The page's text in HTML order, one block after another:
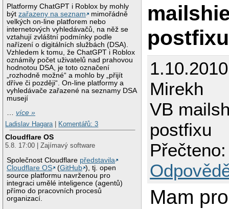
Platformy ChatGPT i Roblox by mohly
býtzařazeny na seznam
mimořádně
velkých on-line platforem nebo
internetových vyhledávačů, na něž se
vztahují zvláštní podmínky podle
nařízení o digitálních službách (DSA).
Vzhledem k tomu, že ChatGPT i Roblox
oznámily počet uživatelů nad prahovou
hodnotou DSA, je toto označení
„rozhodně možné“ a mohlo by „přijít
dříve či později“. On-line platformy a
vyhledávače zařazené na seznamy DSA
musejí
…více »
Ladislav Hagara
Komentářů: 3
Cloudflare OS
5.8. 17:00 | Zajímavý software
Společnost Cloudflare představila
Cloudflare OS
(GitHub ), tj. open
source platformu navrženou pro
integraci umělé inteligence (agentů)
přímo do pracovních procesů
organizací.
postfixu
Mirekh
VB
postfixu
Mam